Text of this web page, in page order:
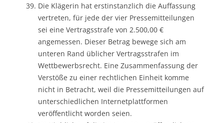
Die Klägerin hat erstinstanzlich die Auffassung
vertreten, für jede der vier Pressemitteilungen
sei eine Vertragsstrafe von 2.500,00 €
angemessen. Dieser Betrag bewege sich am
unteren Rand üblicher Vertragsstrafen im
Wettbewerbsrecht. Eine Zusammenfassung der
Verstöße zu einer rechtlichen Einheit komme
nicht in Betracht, weil die Pressemitteilungen auf
unterschiedlichen Internetplattformen
veröffentlicht worden seien.